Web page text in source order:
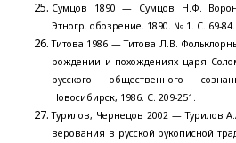
Сумцов 1890 — Сумцов Н.Ф.
Этногр. обозрение. 1890. № 1. С. 69-84.
Титова 1986 — Титова Л.В.
рождении и похождениях царя
русского общественного
Новосибирск, 1986. С. 209-251.
Турилов, Чернецов 2002 — Турилов
верования в русской рукописной